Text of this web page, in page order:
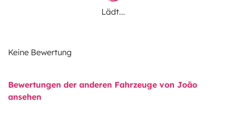
Lädt...
Keine Bewertung
Bewertungen der anderen Fahrzeuge von João
ansehen